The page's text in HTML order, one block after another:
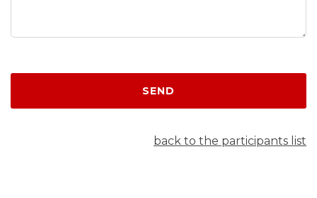
SEND
back to the participants list